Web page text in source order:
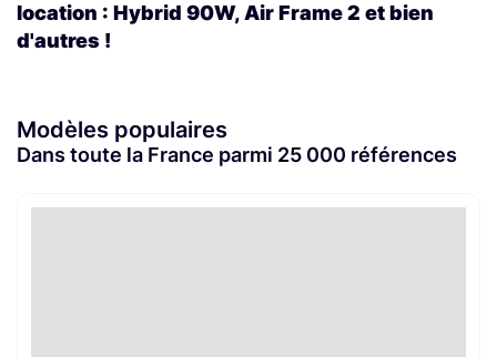
Nous
contacter
location : Hybrid 90W, Air Frame 2 et bien
d'autres !
Modèles populaires
Dans toute la France parmi 25 000 références